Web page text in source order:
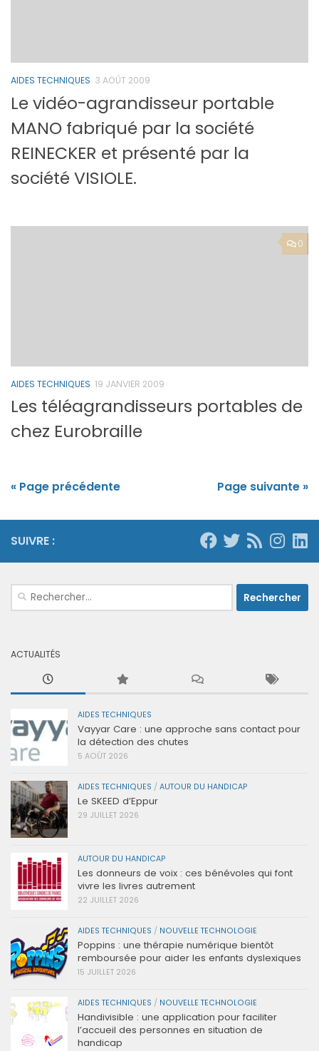
AIDES TECHNIQUES 3 AOÛT 2009
Le vidéo-agrandisseur portable
MANO fabriqué par la société
REINECKER et présenté par la
société VISIOLE.
0
AIDES TECHNIQUES 19 JANVIER 2009
Les téléagrandisseurs portables de
chez Eurobraille
« Page précédente Page suivante »
SUIVRE :
Rechercher :
ACTUALITÉS
AIDES TECHNIQUES
Vayyar Care : une approche sans contact pour
la détection des chutes
5 AOÛT 2026
AIDES TECHNIQUES / AUTOUR DU HANDICAP
Le SKEED d’Eppur
29 JUILLET 2026
AUTOUR DU HANDICAP
Les donneurs de voix : ces bénévoles qui font
vivre les livres autrement
22 JUILLET 2026
AIDES TECHNIQUES / NOUVELLE TECHNOLOGIE
Poppins : une thérapie numérique bientôt
remboursée pour aider les enfants dyslexiques
15 JUILLET 2026
AIDES TECHNIQUES / NOUVELLE TECHNOLOGIE
Handivisible : une application pour faciliter
l’accueil des personnes en situation de
handicap